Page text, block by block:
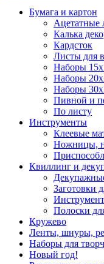
Бумага и картон
Ацетатные
Калька
Кардсток
Листы для
Наборы
Наборы
Наборы
Пивной и
По листу
Инструменты
Клеевые
Ножницы,
Квиллинг и
Заготовки
Полоски
Кружево
Ленты, шнуры,
Наборы для
Новый год!